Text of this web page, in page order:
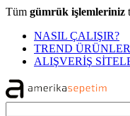
Tüm gümrük işlemleriniz
NASIL ÇALIŞIR?
TREND ÜRÜNLER
ALIŞVERİŞ